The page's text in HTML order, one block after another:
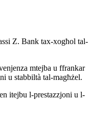
Z. Bank tax-xogħol tal-
mtejba u ffrankar
u stabbiltà tal-magħżel.
itejbu l-prestazzjoni u l-